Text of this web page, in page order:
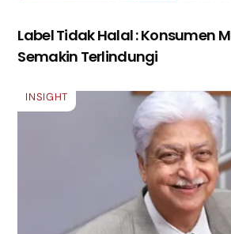
Label Tidak Halal : Konsumen
Semakin Terlindungi
INSIGHT